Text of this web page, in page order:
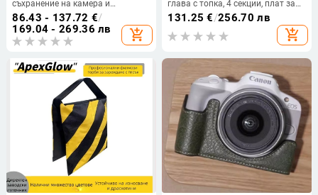
съхранение на камера и
фототехника – ABS, 25L,
заключваща се с ключалка,
подплата от пяна, съвместима с
повечето модели
86.43 - 137.72 €/
169.04 - 269.36 лв
add_shopping_cart
глава с топка, 4 секции, плат за
бързо освобождаване, тегло 1,33
131.25 €/256.70 лв
add_shopping_cart